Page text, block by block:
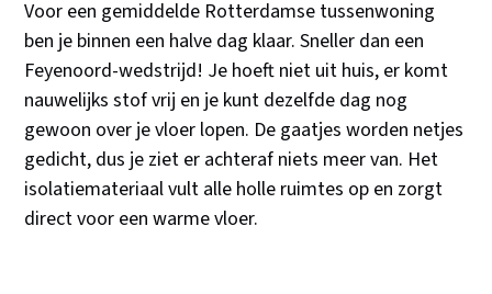
Voor een gemiddelde Rotterdamse tussenwoning
ben je binnen een halve dag klaar. Sneller dan een
Feyenoord-wedstrijd! Je hoeft niet uit huis, er komt
nauwelijks stof vrij en je kunt dezelfde dag nog
gewoon over je vloer lopen. De gaatjes worden netjes
gedicht, dus je ziet er achteraf niets meer van. Het
isolatiemateriaal vult alle holle ruimtes op en zorgt
direct voor een warme vloer.